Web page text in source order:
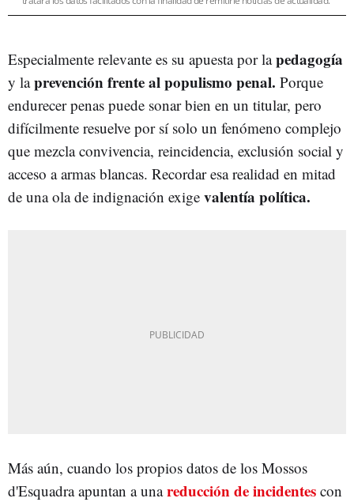
Especialmente relevante es su apuesta por lapedagogía
y laprevención frente al populismo penal. Porque
endurecer penas puede sonar bien en un titular, pero
difícilmente resuelve por sí solo un fenómeno complejo
que mezcla convivencia, reincidencia, exclusión social y
acceso a armas blancas. Recordar esa realidad en mitad
de una ola de indignación exige valentía política.
Más aún, cuando los propios datos de los Mossos
d'Esquadra apuntan a unareducción de incidentes con